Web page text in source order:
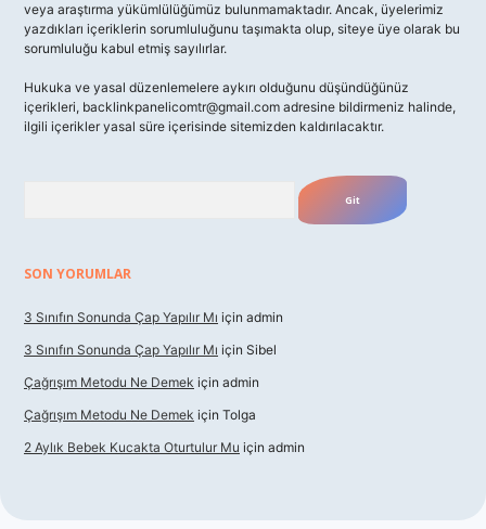
veya araştırma yükümlülüğümüz bulunmamaktadır. Ancak, üyelerimiz
yazdıkları içeriklerin sorumluluğunu taşımakta olup, siteye üye olarak bu
sorumluluğu kabul etmiş sayılırlar.
Hukuka ve yasal düzenlemelere aykırı olduğunu düşündüğünüz
içerikleri, backlinkpanelicomtr@gmail.com adresine bildirmeniz halinde,
ilgili içerikler yasal süre içerisinde sitemizden kaldırılacaktır.
SON YORUMLAR
3 Sınıfın Sonunda Çap Yapılır Mı için admin
3 Sınıfın Sonunda Çap Yapılır Mı için Sibel
Çağrışım Metodu Ne Demek için admin
Çağrışım Metodu Ne Demek için Tolga
2 Aylık Bebek Kucakta Oturtulur Mu için admin